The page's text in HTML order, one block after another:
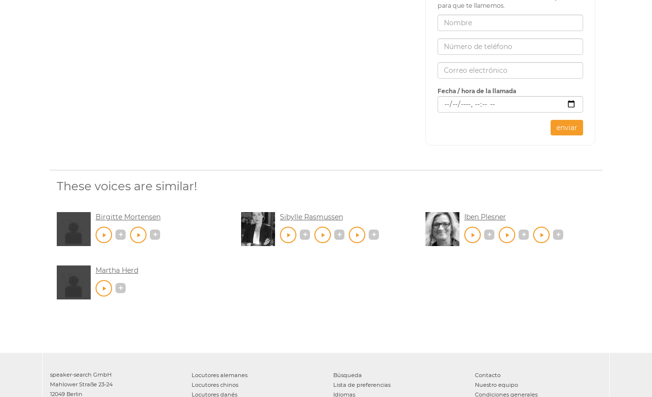
para que te llamemos.
Fecha / hora de la llamada
enviar
These voices are similar!
Birgitte Mortensen Sibylle Rasmussen Iben Plesner
Martha Herd
speaker-search GmbH
Mahlower Straße 23-24
12049 Berlin
Locutores alemanes
Locutores chinos
Locutores danés
Búsqueda
Lista de preferencias
Idiomas
Contacto
Nuestro equipo
Condiciones generales